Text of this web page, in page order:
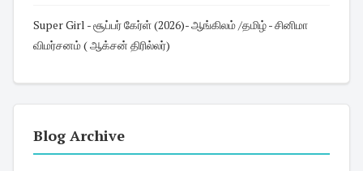
Super Girl - சூப்பர் கேர்ள் (2026)- ஆங்கிலம் /தமிழ் - சினிமா
விமர்சனம் ( ஆக்சன் திரில்லர்)
Blog Archive